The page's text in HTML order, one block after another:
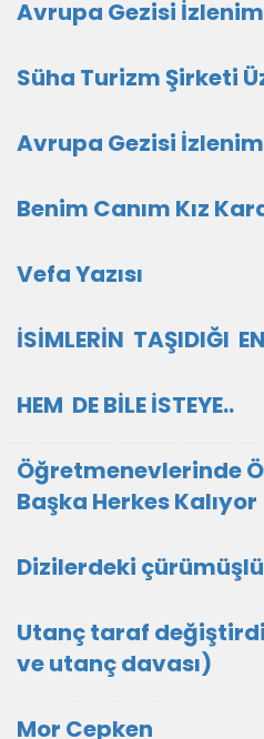
Avrupa Gezisi
Süha Turizm Şirketi
Avrupa Gezisi
Benim Canım Kız
Vefa Yazısı
İSİMLERİN TAŞIDIĞI
HEM DE BİLE İSTEYE..
Öğretmenevlerinde
Başka Herkes Kalıyor
Dizilerdeki
Utanç taraf değiştirdi
ve utanç davası)
Mor Cepken